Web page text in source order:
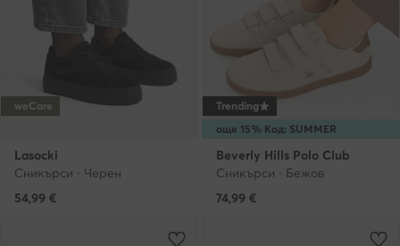
weCare
Lasocki
Сникърси · Черен
54,99 €
още 15% Код: SUMMER
Trending
Beverly Hills Polo Club
Сникърси · Бежов
74,99 €